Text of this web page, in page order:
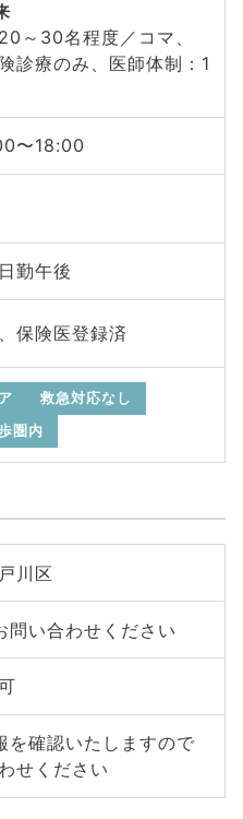
～30名程度／コマ、
診療のみ、医師体制：1
〜18:00
勤午後
保険医登録済
救急対応なし
圏内
川区
問い合わせください
を確認いたしますので
せください